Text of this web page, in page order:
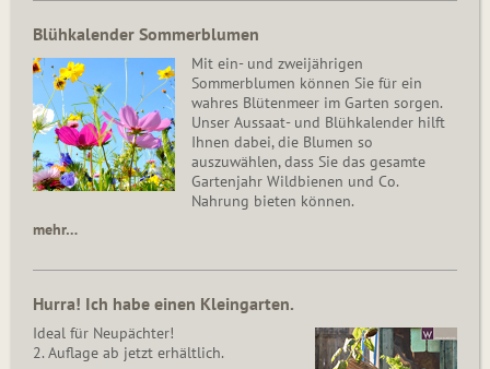
Blühkalender Sommerblumen
Mit ein- und zweijährigen
Sommerblumen können Sie für ein
wahres Blütenmeer im Garten sorgen.
Unser Aussaat- und Blühkalender hilft
Ihnen dabei, die Blumen so
auszuwählen, dass Sie das gesamte
Gartenjahr Wildbienen und Co.
Nahrung bieten können.
mehr…
Hurra! Ich habe einen Kleingarten.
Ideal für Neupächter!
2. Auflage ab jetzt erhältlich.